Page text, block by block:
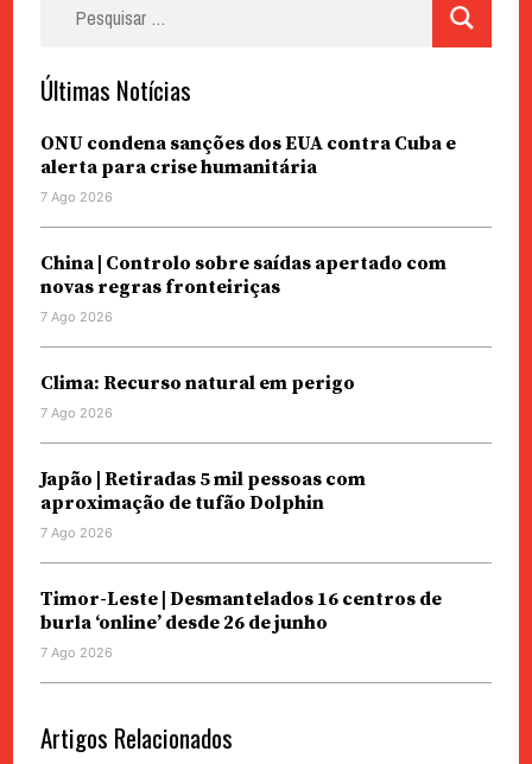
Últimas Notícias
ONU condena sanções dos EUA contra Cuba e
alerta para crise humanitária
7 Ago 2026
China | Controlo sobre saídas apertado com
novas regras fronteiriças
7 Ago 2026
Clima: Recurso natural em perigo
7 Ago 2026
Japão | Retiradas 5 mil pessoas com
aproximação de tufão Dolphin
7 Ago 2026
Timor-Leste | Desmantelados 16 centros de
burla ‘online’ desde 26 de junho
7 Ago 2026
Artigos Relacionados